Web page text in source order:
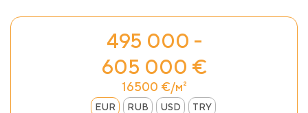
495 000 -
605 000 €
16500 €/м²
EUR RUB USD TRY